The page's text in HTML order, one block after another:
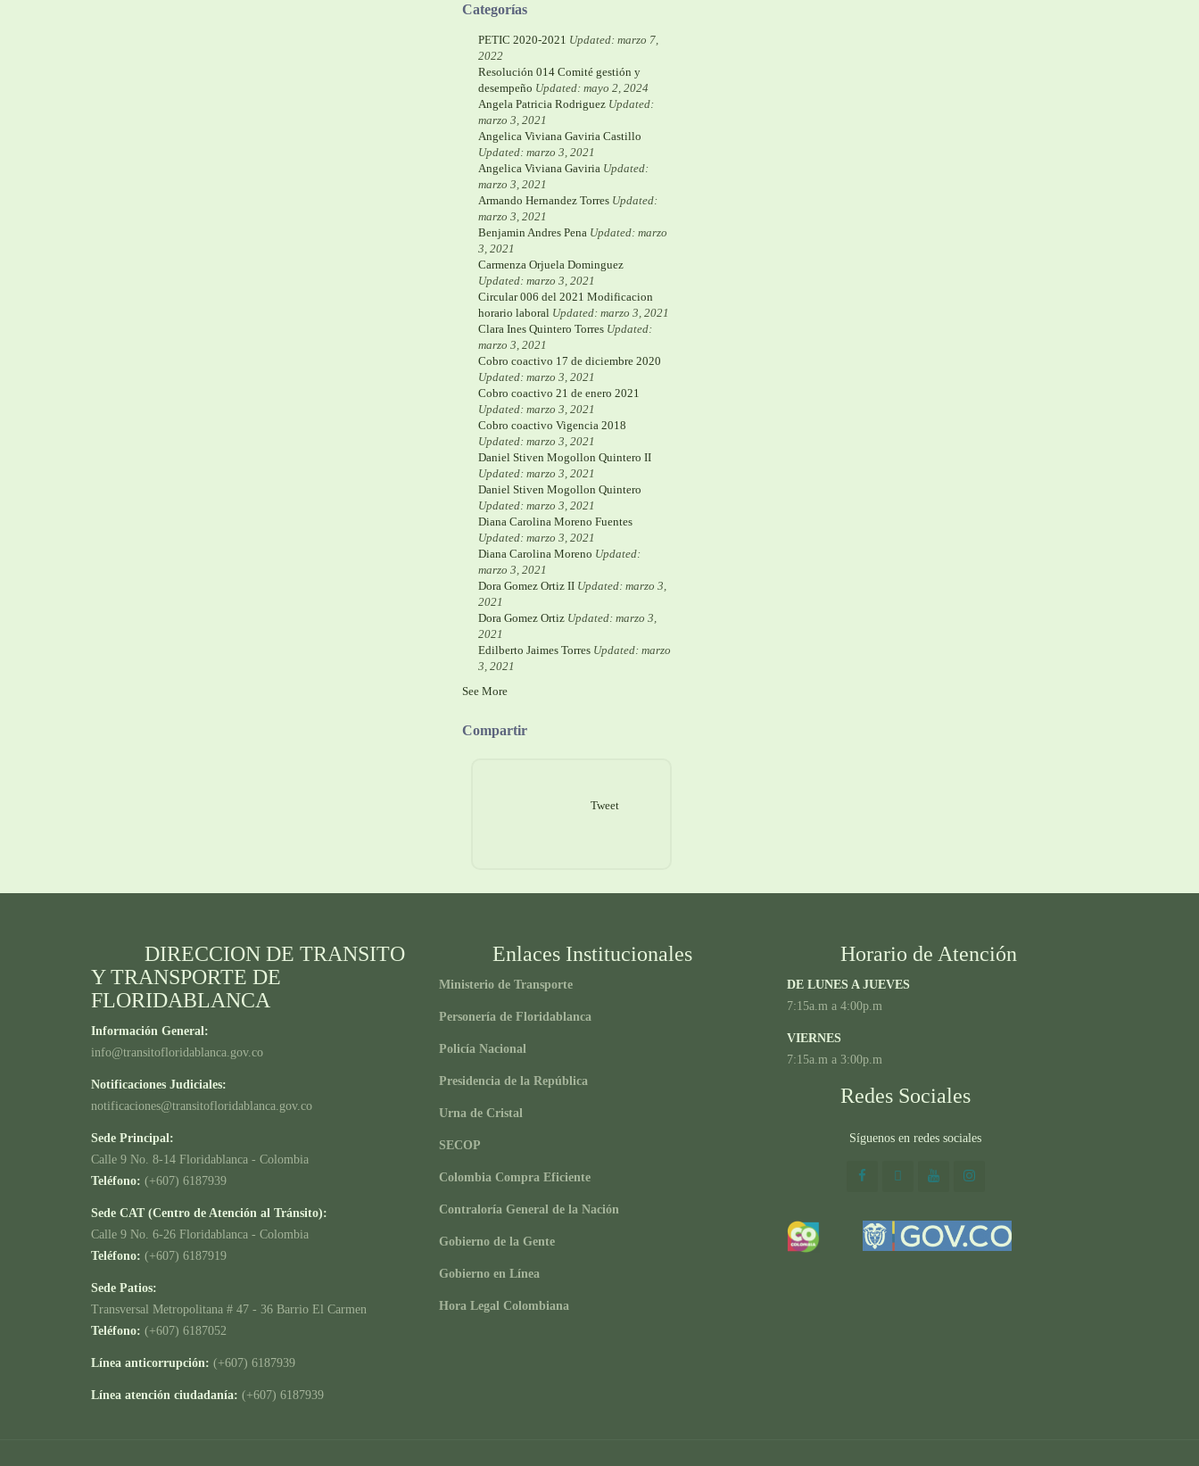
Categorías
PETIC 2020-2021 Updated: marzo 7,
2022
Resolución 014 Comité gestión y
desempeño Updated: mayo 2, 2024
Angela Patricia Rodriguez Updated:
marzo 3, 2021
Angelica Viviana Gaviria Castillo
Updated: marzo 3, 2021
Angelica Viviana Gaviria Updated:
marzo 3, 2021
Armando Hernandez Torres Updated:
marzo 3, 2021
Benjamin Andres Pena Updated: marzo
3, 2021
Carmenza Orjuela Dominguez
Updated: marzo 3, 2021
Circular 006 del 2021 Modificacion
horario laboral Updated: marzo 3, 2021
Clara Ines Quintero Torres Updated:
marzo 3, 2021
Cobro coactivo 17 de diciembre 2020
Updated: marzo 3, 2021
Cobro coactivo 21 de enero 2021
Updated: marzo 3, 2021
Cobro coactivo Vigencia 2018
Updated: marzo 3, 2021
Daniel Stiven Mogollon Quintero II
Updated: marzo 3, 2021
Daniel Stiven Mogollon Quintero
Updated: marzo 3, 2021
Diana Carolina Moreno Fuentes
Updated: marzo 3, 2021
Diana Carolina Moreno Updated:
marzo 3, 2021
Dora Gomez Ortiz II Updated: marzo 3,
2021
Dora Gomez Ortiz Updated: marzo 3,
2021
Edilberto Jaimes Torres Updated: marzo
3, 2021
See More
Compartir
Tweet
DIRECCION DE TRANSITO
Y TRANSPORTE DE
FLORIDABLANCA
Información General:
info@transitofloridablanca.gov.co
Notificaciones Judiciales:
notificaciones@transitofloridablanca.gov.co
Sede Principal:
Calle 9 No. 8-14 Floridablanca - Colombia
Teléfono: (+607) 6187939
Sede CAT (Centro de Atención al Tránsito):
Calle 9 No. 6-26 Floridablanca - Colombia
Teléfono: (+607) 6187919
Sede Patios:
Transversal Metropolitana # 47 - 36 Barrio El Carmen
Teléfono: (+607) 6187052
Línea anticorrupción: (+607) 6187939
Línea atención ciudadanía: (+607) 6187939
Enlaces Institucionales
Ministerio de Transporte
Personería de Floridablanca
Policía Nacional
Presidencia de la República
Urna de Cristal
SECOP
Colombia Compra Eficiente
Contraloría General de la Nación
Gobierno de la Gente
Gobierno en Línea
Hora Legal Colombiana
Horario de Atención
DE LUNES A JUEVES
7:15a.m a 4:00p.m
VIERNES
7:15a.m a 3:00p.m
Redes Sociales
Síguenos en redes sociales